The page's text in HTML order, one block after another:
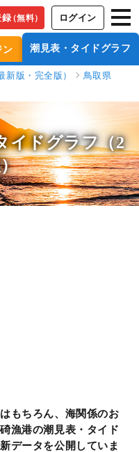
録（無料） ログイン
ン 潮見表・タイドグラフ
版・完全版）
鳥取県
イドグラフ（2
もちろん、海関係のお
漁港の潮見表・タイド
データを公開していま